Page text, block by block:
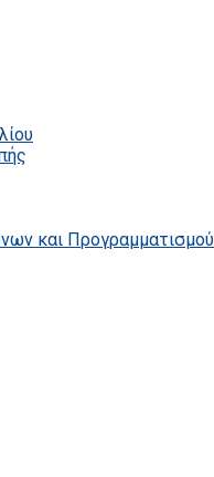
και Προγραμματισμού